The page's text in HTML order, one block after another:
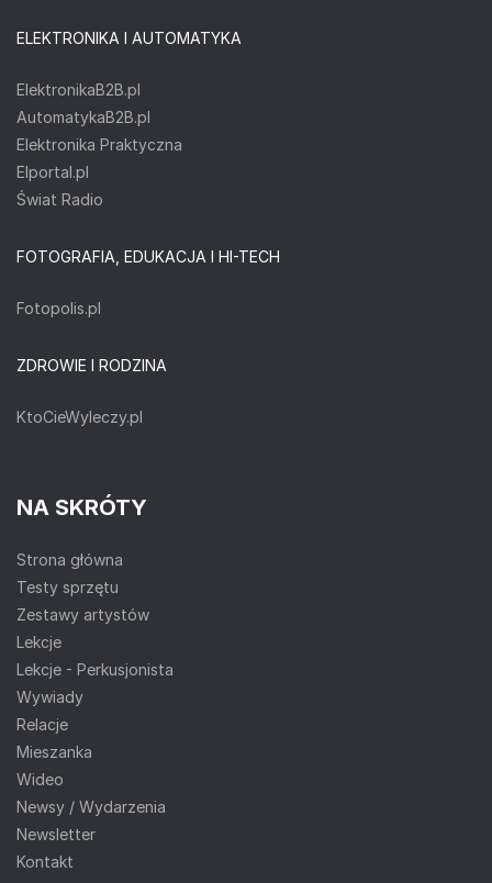
ELEKTRONIKA I AUTOMATYKA
ElektronikaB2B.pl
AutomatykaB2B.pl
Elektronika Praktyczna
Elportal.pl
Świat Radio
FOTOGRAFIA, EDUKACJA I HI-TECH
Fotopolis.pl
ZDROWIE I RODZINA
KtoCieWyleczy.pl
NA SKRÓTY
Strona główna
Testy sprzętu
Zestawy artystów
Lekcje
Lekcje - Perkusjonista
Wywiady
Relacje
Mieszanka
Wideo
Newsy / Wydarzenia
Newsletter
Kontakt